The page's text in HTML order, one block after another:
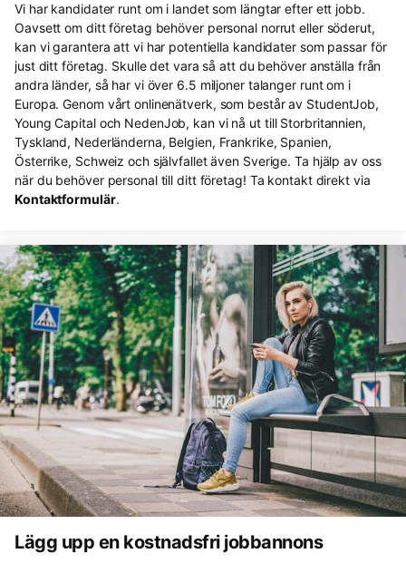
Vi har kandidater runt om i landet som längtar efter ett jobb.
Oavsett om ditt företag behöver personal norrut eller söderut,
kan vi garantera att vi har potentiella kandidater som passar för
just ditt företag. Skulle det vara så att du behöver anställa från
andra länder, så har vi över 6.5 miljoner talanger runt om i
Europa. Genom vårt onlinenätverk, som består av StudentJob,
Young Capital och NedenJob, kan vi nå ut till Storbritannien,
Tyskland, Nederländerna, Belgien, Frankrike, Spanien,
Österrike, Schweiz och självfallet även Sverige. Ta hjälp av oss
när du behöver personal till ditt företag! Ta kontakt direkt via
Kontaktformulär.
Lägg upp en kostnadsfri jobbannons